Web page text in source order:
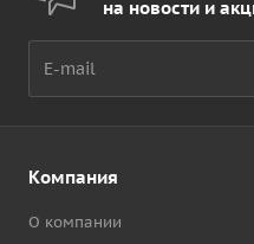
на новости и
Компания
О компании